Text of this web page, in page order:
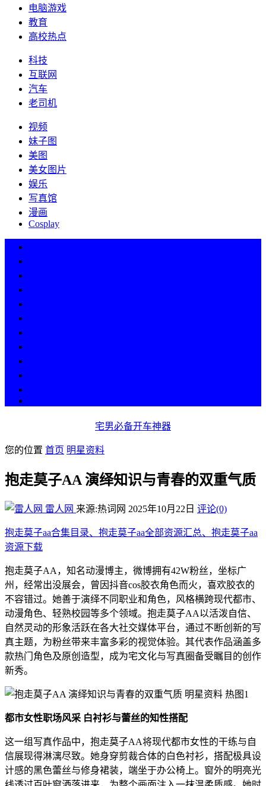
电脑游戏
教育
高校热点
科技
互联网
汽车
老司机
视频
妹子图
美图
美女图片
娱乐
写真馆
漫画
Cosplay
宅男必备开车神器
您的位置 首页 明星资料
抱走莫子AA 演绎知识与青春的双重气质
雷人网 来源:热词网 2025年10月22日 评论(0)
抱走莫子aa合集目录、抱走莫子aa全部资源汇总、抱走莫子aa
资源下载
抱走莫子AA，知名动漫博主，微博拥有42W粉丝，坐标广
州，经常出没展会，曾因抖音cos胶衣角色而火，喜欢胶衣的
不容错过。她善于演绎不同职业和角色，风格横跨现代都市、
动漫角色、轻熟校园等多个领域。抱走莫子AA以活泼自信、
自然灵动的形象活跃在各大社交媒体平台，通过不断创新的写
真主题，为粉丝带来丰富多彩的视觉体验。其代表作品涵盖多
款热门角色及原创造型，成为宅文化与写真圈备受瞩目的创作
新秀。
都市女性职场风采 白衬衫与蕾丝的知性搭配
这一组写真作品中，抱走莫子AA将现代都市女性的干练与自
信展现得淋漓尽致。她身穿剪裁合体的白色衬衫，搭配极具设
计感的黑色蕾丝与修身裙装，端坐于办公椅上。窗外的明亮光